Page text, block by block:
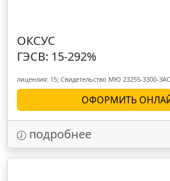
ОКСУС
ГЭСВ: 15-292%
лицензия: 15; Свидетельство МЮ 23255-3300-
ОФОРМИТЬ
подробнее